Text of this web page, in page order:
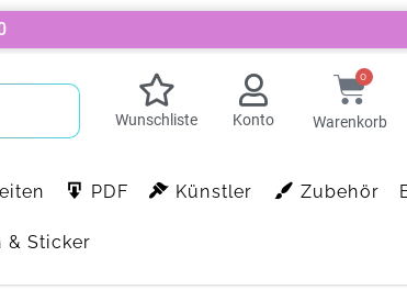
Wunschliste Konto
0
Warenkorb
PDF Künstler Zubehör
& Sticker